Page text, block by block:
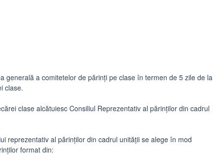
generală a comitetelor de părinți pe clase în termen de 5 zile de la
clase.
clase alcătuiesc Consiliul Reprezentativ al părinților din cadrul
reprezentativ al părinților din cadrul unității se alege în mod
format din: